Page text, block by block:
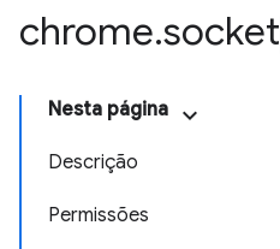
chrome.socket
Nesta página
Descrição
Permissões